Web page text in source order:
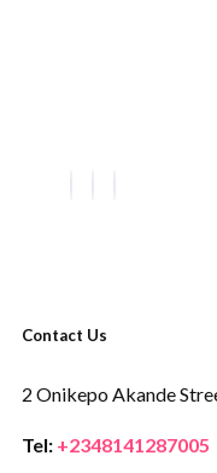
Contact Us
2 Onikepo Akande
Tel: +2348141287005